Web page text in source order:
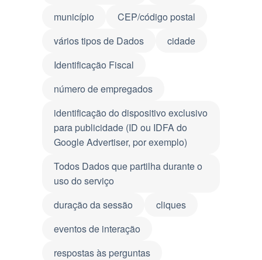
município
CEP/código postal
vários tipos de Dados
cidade
Identificação Fiscal
número de empregados
identificação do dispositivo exclusivo
para publicidade (ID ou IDFA do
Google Advertiser, por exemplo)
Todos Dados que partilha durante o
uso do serviço
duração da sessão
cliques
eventos de interação
respostas às perguntas